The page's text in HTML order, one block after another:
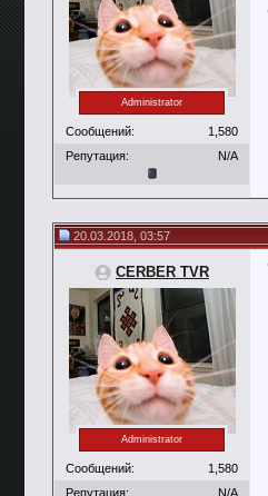
Administrator
Сообщений:
1,580
Репутация:
N/A
20.03.2018, 03:57
CERBER TVR
Administrator
Сообщений:
1,580
Репутация:
N/A